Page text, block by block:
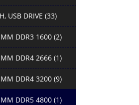
USB DRIVE (33)
DDR3 1600 (2)
DDR4 2666 (1)
DDR4 3200 (9)
DDR5 4800 (1)